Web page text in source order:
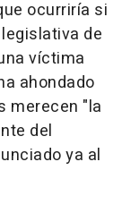
ocurriría si
de
víctima
ahondado
merecen "la
del
ya al